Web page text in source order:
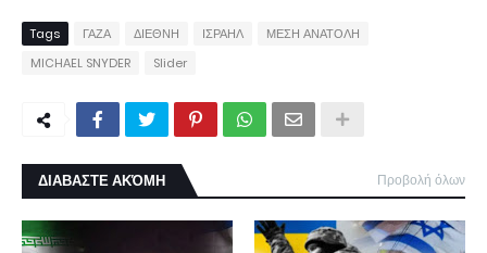
Tags ΓΑΖΑ ΔΙΕΘΝΗ ΙΣΡΑΗΛ
ΜΕΣΗ ΑΝΑΤΟΛΗ
MICHAEL SNYDER
Slider
ΔΙΑΒΑΣΤΕ ΑΚΌΜΗ Προβολή όλων